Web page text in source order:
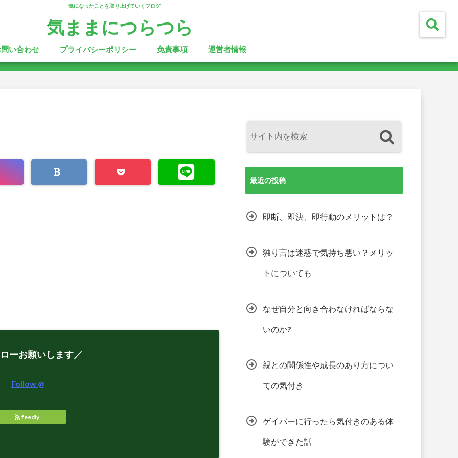
気になったことを取り上げていくブログ
気ままにつらつら
い合わせ プライバシーポリシー 免責事項 運営者情報
ーお願いします／
Follow @
feedly
最近の投稿
即断、即決、即行動のメリットは？
独り言は迷惑で気持ち悪い？メリッ
トについても
なぜ自分と向き合わなければならな
いのか?
親との関係性や成長のあり方につい
ての気付き
ゲイバーに行ったら気付きのある体
験ができた話